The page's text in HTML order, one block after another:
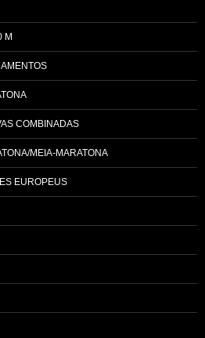
M
COMBINADAS
MEIA-MARATONA
EUROPEUS